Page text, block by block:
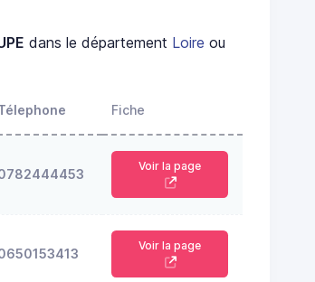
dans le département Loire ou
Fiche
Voir la page
Voir la page